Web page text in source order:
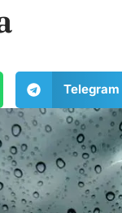
Telegram